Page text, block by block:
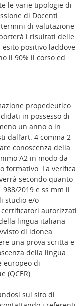
le varie tipologie di
di Docenti
di valutazione
i risultati delle
positivo laddove
il 90% il corso ed
propedeutico
in possesso di
un anno o in
dall’art. 4 comma 2
conoscenza della
A2 in modo da
formativo. La verifica
secondo quanto
988/2019 e ss.mm.ii
studio e/o
autorizzati
lingua italiana
di idonea
una prova scritta e
della lingua
europeo di
(QCER).
sul sito di